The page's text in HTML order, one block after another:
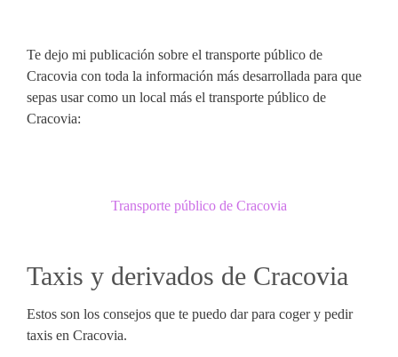
Te dejo mi publicación sobre el transporte público de
Cracovia con toda la información más desarrollada para que
sepas usar como un local más el transporte público de
Cracovia:
Transporte público de Cracovia
Taxis y derivados de Cracovia
Estos son los consejos que te puedo dar para coger y pedir
taxis en Cracovia.